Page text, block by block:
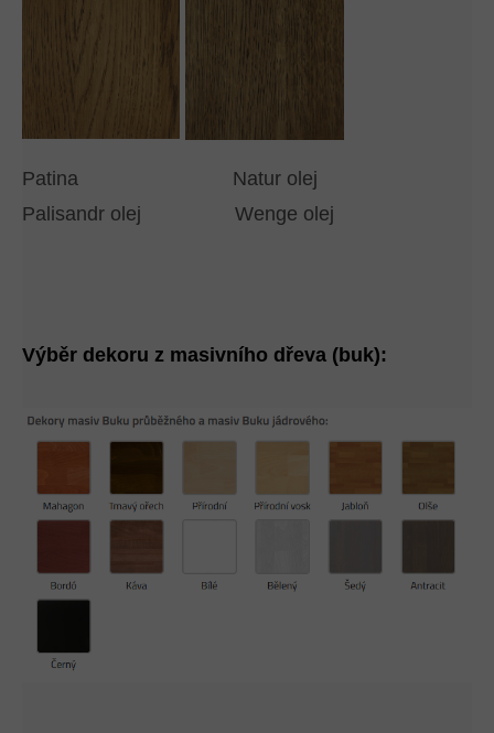
Patina Natur olej
Palisandr olej Wenge olej
Výběr dekoru z masivního dřeva (buk):